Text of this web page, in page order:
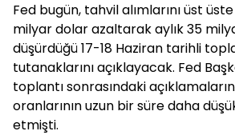
Fed bugün, tahvil alımlarını üst
milyar dolar azaltarak aylık 35
düşürdüğü 17-18 Haziran tarihli
tutanaklarını açıklayacak. Fed
toplantı sonrasındaki
oranlarının uzun bir süre daha
etmişti.